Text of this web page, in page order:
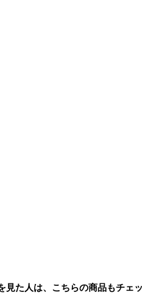
見た人は、こちらの商品もチェ